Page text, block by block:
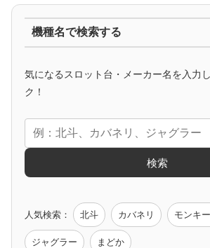
アニメタイアップ
エヴァ コードギアス 化物語 炎炎ノ消
モンハン バイオ ペルソナ
機種名で検索する
気になるスロット台・メーカー名を入力
ク！
検索
人気検索： 北斗 カバネリ モンキ
ジャグラー まどか